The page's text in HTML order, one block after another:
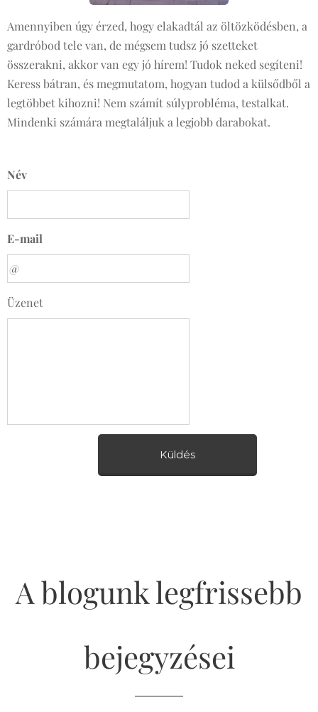
Amennyiben úgy érzed, hogy elakadtál az öltözködésben, a
gardróbod tele van, de mégsem tudsz jó szetteket
összerakni, akkor van egy jó hírem! Tudok neked segíteni!
Keress bátran, és megmutatom, hogyan tudod a külsődből a
legtöbbet kihozni! Nem számít súlyprobléma, testalkat.
Mindenki számára megtaláljuk a legjobb darabokat.
Név
E-mail
Üzenet
Küldés
A blogunk legfrissebb
bejegyzései